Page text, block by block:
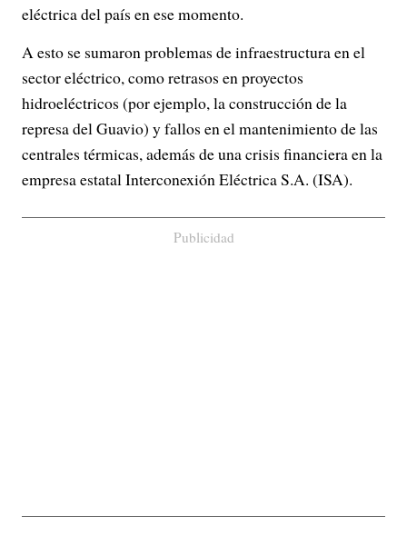
eléctrica del país en ese momento.
A esto se sumaron problemas de infraestructura en el
sector eléctrico, como retrasos en proyectos
hidroeléctricos (por ejemplo, la construcción de la
represa del Guavio) y fallos en el mantenimiento de las
centrales térmicas, además de una crisis financiera en la
empresa estatal Interconexión Eléctrica S.A. (ISA).
Publicidad